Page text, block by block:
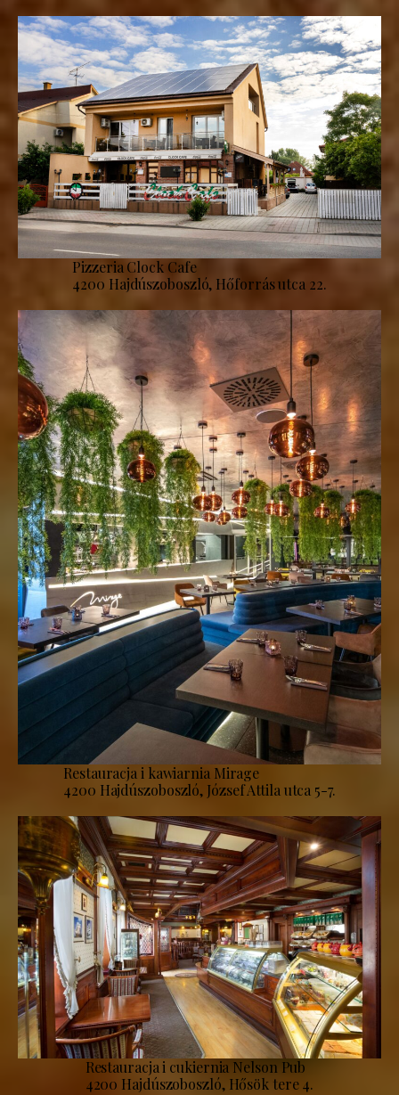
Pizzeria Clock Cafe
4200 Hajdúszoboszló, Hőforrás utca 22.
Restauracja i kawiarnia Mirage
4200 Hajdúszoboszló, József Attila utca 5-7.
Restauracja i cukiernia Nelson Pub
4200 Hajdúszoboszló, Hősök tere 4.